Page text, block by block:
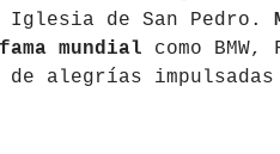
de San Pedro.
mundial como
de alegrías